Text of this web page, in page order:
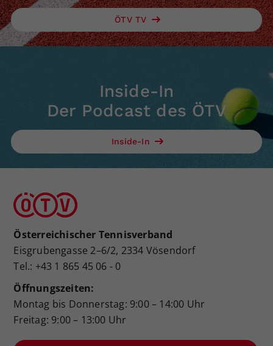
ÖTV TV
Inside-In
Der Podcast des ÖTV
Inside-In
Österreichischer Tennisverband
Eisgrubengasse 2–6/2, 2334 Vösendorf
Tel.: +43 1 865 45 06 - 0
Öffnungszeiten:
Montag bis Donnerstag: 9:00 – 14:00 Uhr
Freitag: 9:00 – 13:00 Uhr